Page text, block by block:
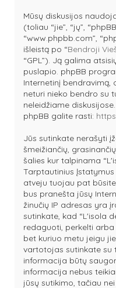
Mūsų diskusijos
(toliau “jie”, “jų”,
“www.phpbb.com”,
išleistą po “Bendroji
“GPL”). Ją galima
puslapio. phpBB
Internetinį bendravimą,
neturi nieko bendro su
neleidžiame
phpBB galite rasti:
Jūs sutinkate nerašyti
šmeižiančių,
šalies kur talpinama
Tarptautinius Įstatymus
atveju tuojau pat
bus pranešta jūsų
žinučių IP adresas yra
sutinkate, kad “L'isola
redaguoti, perkelti
bet kuriuo metu jeigu
vartotojas sutinkate su
informacija būtų
informacija nebus
jūsų sutikimo, tačiau